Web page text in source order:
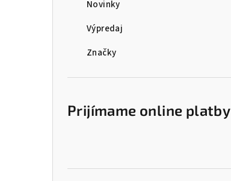
Novinky
Výpredaj
Značky
Prijímame online platby